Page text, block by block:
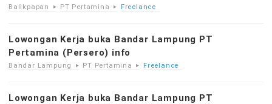
Balikpapan PT Pertamina Freelance
Lowongan Kerja buka Bandar Lampung PT
Pertamina (Persero) info
Bandar Lampung PT Pertamina Freelance
Lowongan Kerja buka Bandar Lampung PT